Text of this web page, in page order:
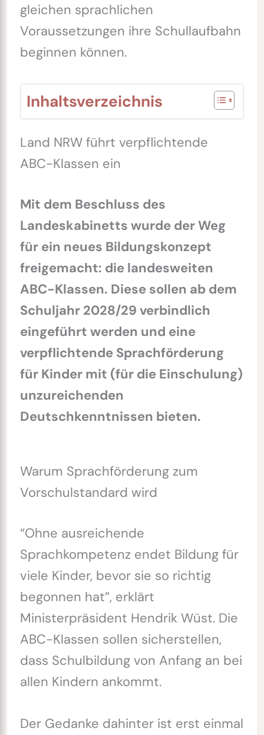
gleichen sprachlichen
Voraussetzungen ihre Schullaufbahn
beginnen können.
Inhaltsverzeichnis
Land NRW führt verpflichtende
ABC-Klassen ein
Mit dem Beschluss des
Landeskabinetts wurde der Weg
für ein neues Bildungskonzept
freigemacht: die landesweiten
ABC-Klassen. Diese sollen ab dem
Schuljahr 2028/29 verbindlich
eingeführt werden und eine
verpflichtende Sprachförderung
für Kinder mit (für die Einschulung)
unzureichenden
Deutschkenntnissen bieten.
Warum Sprachförderung zum
Vorschulstandard wird
“Ohne ausreichende
Sprachkompetenz endet Bildung für
viele Kinder, bevor sie so richtig
begonnen hat”, erklärt
Ministerpräsident Hendrik Wüst. Die
ABC-Klassen sollen sicherstellen,
dass Schulbildung von Anfang an bei
allen Kindern ankommt.
Der Gedanke dahinter ist erst einmal